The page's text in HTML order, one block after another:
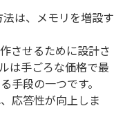
は、メモリを増設す
させるために設計さ
は手ごろな価格で最
手段の一つです。
応答性が向上しま